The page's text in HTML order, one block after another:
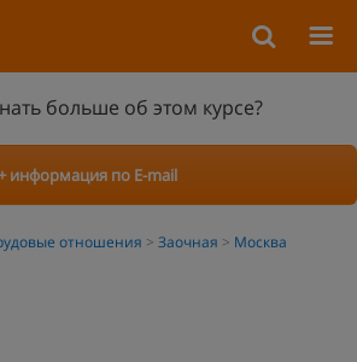
больше об этом курсе?
информация по E-mail
отношения Заочная Москва